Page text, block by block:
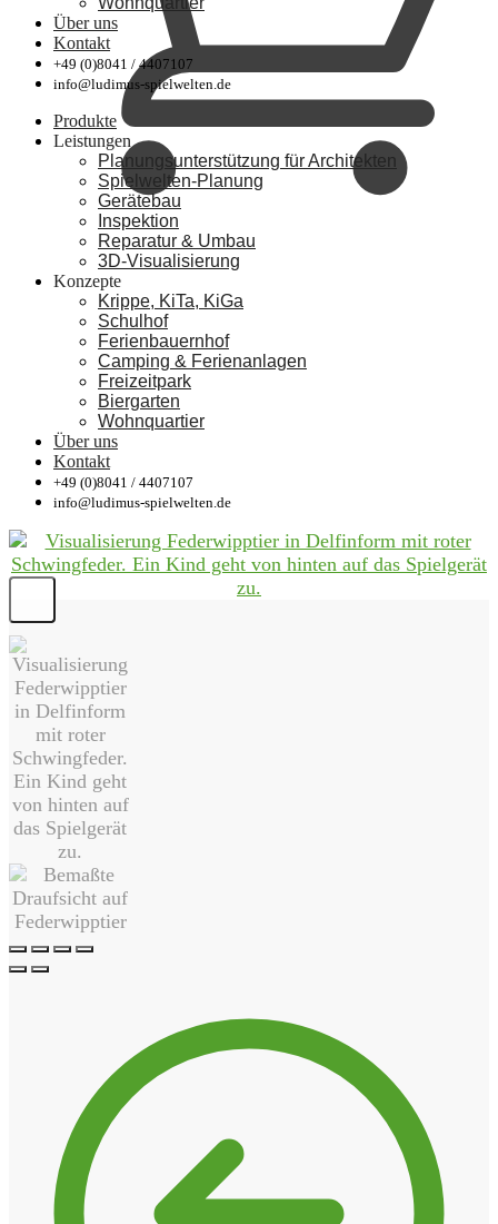
Über uns
Kontakt
+49 (0)8041 / 4407107
info@ludimus-spielwelten.de
Produkte
Leistungen
Planungsunterstützung für Architekten
Spielwelten-Planung
Gerätebau
Inspektion
Reparatur & Umbau
3D-Visualisierung
Konzepte
Krippe, KiTa, KiGa
Schulhof
Ferienbauernhof
Camping & Ferienanlagen
Freizeitpark
Biergarten
Wohnquartier
Über uns
Kontakt
+49 (0)8041 / 4407107
info@ludimus-spielwelten.de